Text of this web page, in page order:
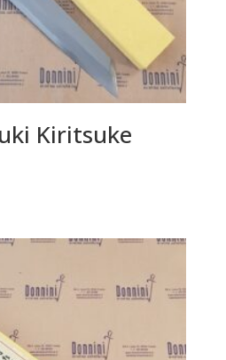
Kiritsuke